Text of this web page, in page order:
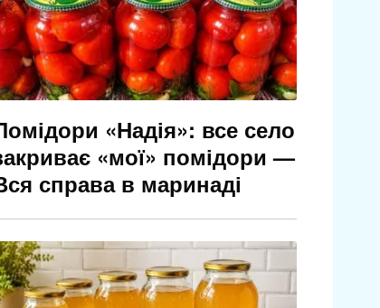
«Надія»: все село
«мої» помідори —
справа в маринаді